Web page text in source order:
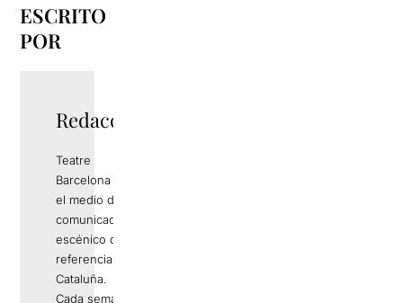
ESCRITO
POR
Redacció
Teatre
Barcelona es
el medio de
comunicación
escénico de
referencia en
Cataluña.
Cada semana